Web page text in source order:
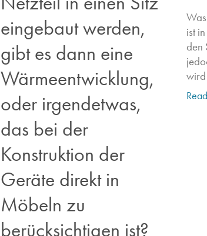
eingebaut werden,
gibt es dann eine
Wärmeentwicklung,
oder irgendetwas,
das bei der
Konstruktion der
Geräte direkt in
Möbeln zu
berücksichtigen ist?
ist
den